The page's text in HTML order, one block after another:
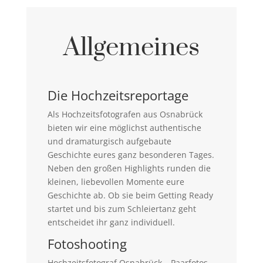
Allgemeines
Die Hochzeitsreportage
Als Hochzeitsfotografen aus Osnabrück
bieten wir eine möglichst authentische
und dramaturgisch aufgebaute
Geschichte eures ganz besonderen Tages.
Neben den großen Highlights runden die
kleinen, liebevollen Momente eure
Geschichte ab. Ob sie beim Getting Ready
startet und bis zum Schleiertanz geht
entscheidet ihr ganz individuell.
Fotoshooting